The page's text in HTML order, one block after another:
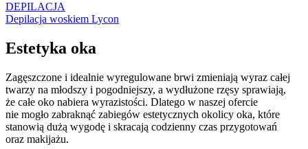
DEPILACJA
Depilacja woskiem Lycon
Estetyka oka
Zagęszczone i idealnie wyregulowane brwi zmieniają wyraz całej
twarzy na młodszy i pogodniejszy, a wydłużone rzęsy sprawiają,
że całe oko nabiera wyrazistości. Dlatego w naszej ofercie
nie mogło zabraknąć zabiegów estetycznych okolicy oka, które
stanowią dużą wygodę i skracają codzienny czas przygotowań
oraz makijażu.